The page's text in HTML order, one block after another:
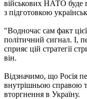
військових НАТО буде
з підготовкою
"Водночас сам факт
політичний сигнал. І,
сприяє цій стратегії
він.
Відзначимо, що Росія
внутрішньою справою
вторгнення в Україну.